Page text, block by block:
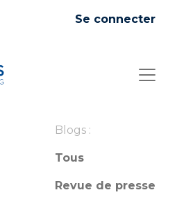
Se connecter
Blogs :
Tous
Revue de presse